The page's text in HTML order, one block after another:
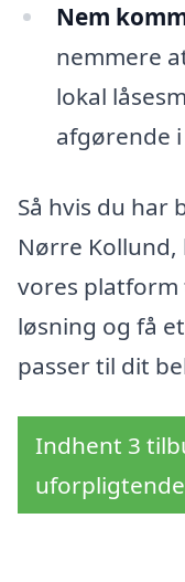
Nem
nemmere
lokal
afgørende
Så hvis du har
Nørre
vores
løsning og få
passer til dit
Indhent 3
uforpligtende